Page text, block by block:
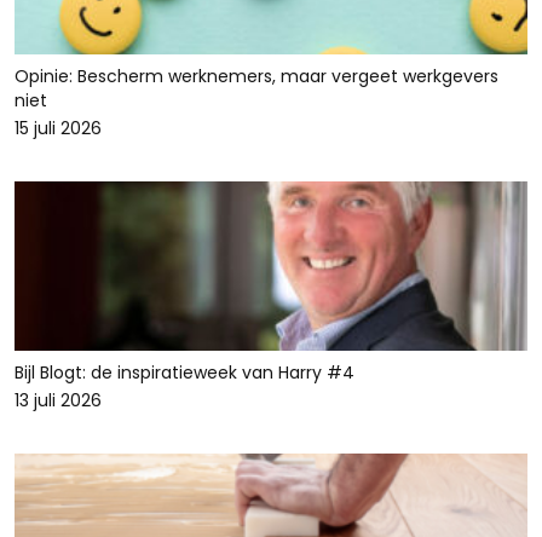
Opinie: Bescherm werknemers, maar vergeet werkgevers
niet
15 juli 2026
Bijl Blogt: de inspiratieweek van Harry #4
13 juli 2026